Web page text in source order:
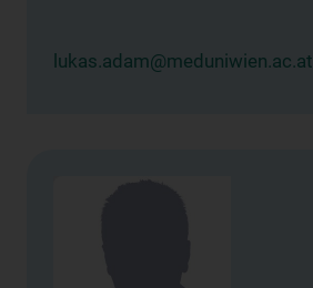
lukas.adam@meduniwien.ac.at